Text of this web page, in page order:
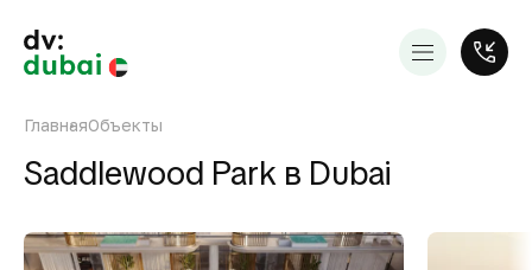
ГлавнаяОбъекты
Saddlewood Park в Dubai